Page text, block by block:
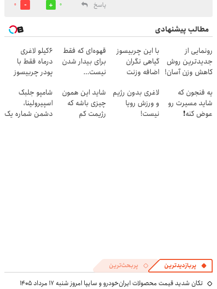
پاسخ 0
0
مطالب پیشنهادی
رونمایی از
جدیدترین روش
کاهش وزن آسان!
با این چربیسوز
گیاهی نگران
اضافه وزنت
جهت سفارش با
تخفیف)
قهوه‌ای که فقط
برای بیدار شدن
نیست...
6کیلو لاغری
درماه فقط با
پودر چربیسوز
تخفیف ویژه🔥
یه فنجون که
شاید مسیرت رو
عوض کنه❗
لاغری بدون رژیم
و ورزش رویا
نیست!
شاید این همون
چیزی باشه که
رژیمت کم
شامپو جلبک
اسپیرولینا،
دشمن شماره یک
پربازدیدترین پربحث‌ترین
تکان شدید قیمت محصولات ایران‌خودرو و سایپا امروز شنبه ۱۷ مرداد ۱۴۰۵